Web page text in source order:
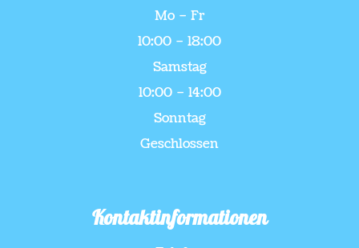
Mo – Fr
10:00 – 18:00
Samstag
10:00 – 14:00
Sonntag
Geschlossen
Kontaktinformationen